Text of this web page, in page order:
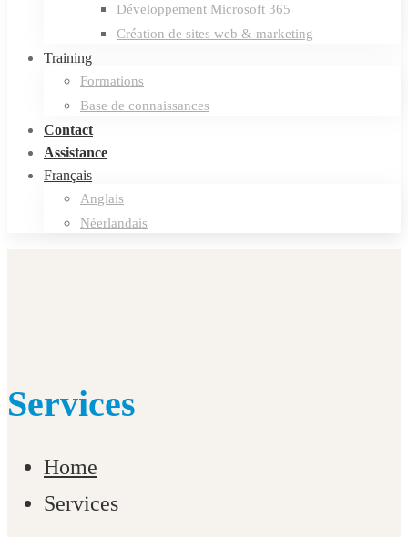
Développement Microsoft 365
Création de sites web & marketing
Training
Formations
Base de connaissances
Contact
Assistance
Français
Anglais
Néerlandais
Services
Home
Services